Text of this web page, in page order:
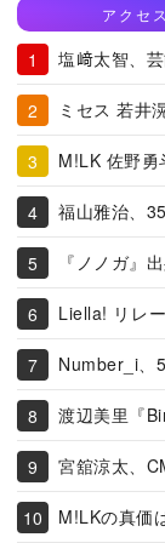
アクセ
塩﨑太智、
ミセス 若井
M!LK 佐野勇
福山雅治、
『ノノガ』
Liella! リレ
Number_i、
渡辺美里『
宮舘涼太、
M!LKの真価